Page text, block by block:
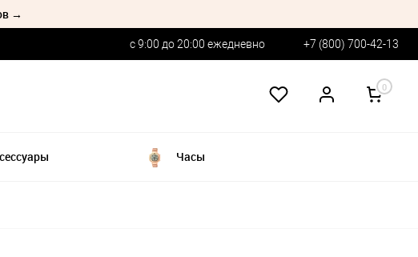
→
с 9:00 до 20:00 ежедневно +7 (800) 700-42-13
0
Часы